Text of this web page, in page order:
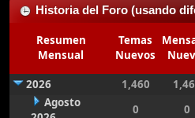
Historia del Foro (usando
Resumen
Mensual
Temas
Nuevos
2026
1,460
Agosto
0 0